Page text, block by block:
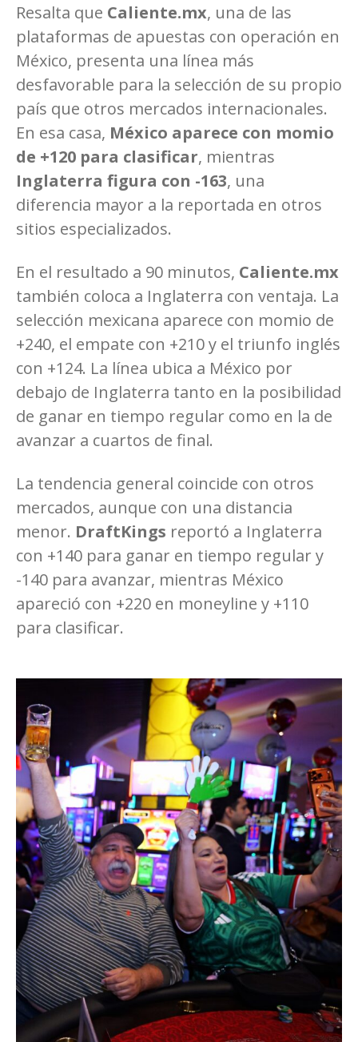
Resalta que Caliente.mx, una de las
plataformas de apuestas con operación en
México, presenta una línea más
desfavorable para la selección de su propio
país que otros mercados internacionales.
En esa casa, México aparece con momio
de +120 para clasificar, mientras
Inglaterra figura con -163, una
diferencia mayor a la reportada en otros
sitios especializados.
En el resultado a 90 minutos, Caliente.mx
también coloca a Inglaterra con ventaja. La
selección mexicana aparece con momio de
+240, el empate con +210 y el triunfo inglés
con +124. La línea ubica a México por
debajo de Inglaterra tanto en la posibilidad
de ganar en tiempo regular como en la de
avanzar a cuartos de final.
La tendencia general coincide con otros
mercados, aunque con una distancia
menor. DraftKings reportó a Inglaterra
con +140 para ganar en tiempo regular y
-140 para avanzar, mientras México
apareció con +220 en moneyline y +110
para clasificar.